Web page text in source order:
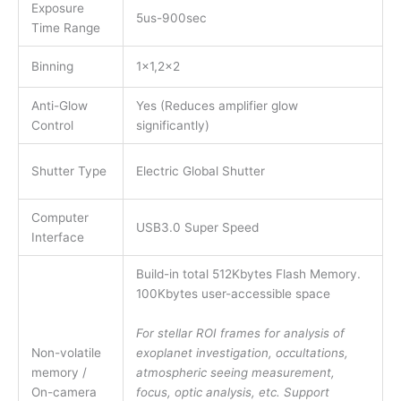
Exposure
Time Range
5us-900sec
Binning 1×1,2×2
Anti-Glow
Control
Yes (Reduces amplifier glow
significantly)
Shutter Type Electric Global Shutter
Computer
Interface
USB3.0 Super Speed
Non-volatile
memory /
On-camera
Build-in total 512Kbytes Flash Memory.
100Kbytes user-accessible space
For stellar ROI frames for analysis of
exoplanet investigation, occultations,
atmospheric seeing measurement,
focus, optic analysis, etc. Support